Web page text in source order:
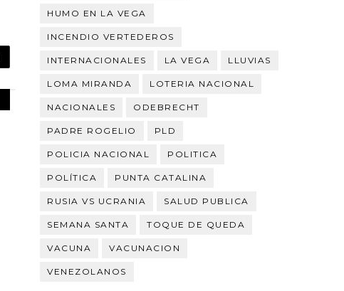
HUMO EN LA VEGA
INCENDIO VERTEDEROS
INTERNACIONALES LA VEGA LLUVIAS
LOMA MIRANDA LOTERIA NACIONAL
NACIONALES ODEBRECHT
PADRE ROGELIO PLD
POLICIA NACIONAL POLITICA
POLÍTICA PUNTA CATALINA
RUSIA VS UCRANIA SALUD PUBLICA
SEMANA SANTA TOQUE DE QUEDA
VACUNA VACUNACION
VENEZOLANOS